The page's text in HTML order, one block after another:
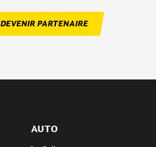
DEVENIR PARTENAIRE
AUTO